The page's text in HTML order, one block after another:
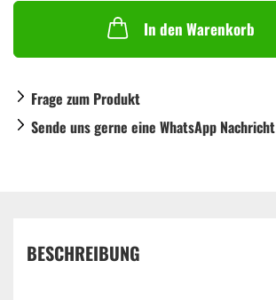
In den Warenkorb
Frage zum Produkt
Sende uns gerne eine WhatsApp Nachricht
BESCHREIBUNG